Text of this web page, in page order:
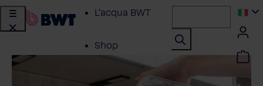
L'acqua BWT
Shop
Soluzioni per